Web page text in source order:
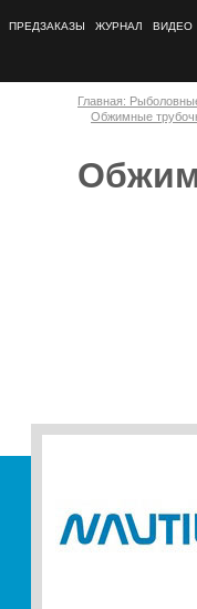
ПРЕДЗАКАЗЫ ЖУРНАЛ ВИДЕО
Главная:
Обжимные